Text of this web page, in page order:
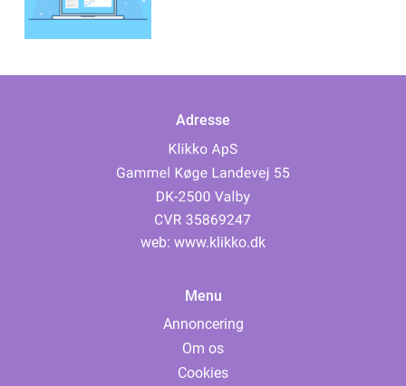
Adresse
web: www.klikko.dk
Menu
Annoncering
Om os
Cookies